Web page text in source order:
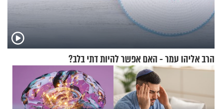
הרב אליהו עמר - האם אפשר להיות דתי בלב?